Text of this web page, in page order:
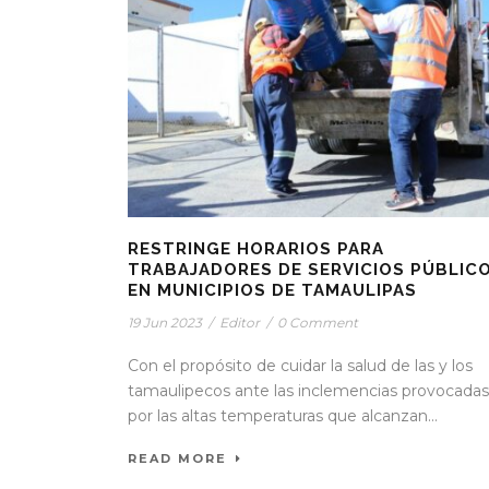
RESTRINGE HORARIOS PARA
TRABAJADORES DE SERVICIOS
EN MUNICIPIOS DE TAMAULIPAS
19 Jun 2023 / Editor / 0 Comment
Con el propósito de cuidar la salud de las y los
tamaulipecos ante las inclemencias provocadas
por las altas temperaturas que alcanzan...
READ MORE